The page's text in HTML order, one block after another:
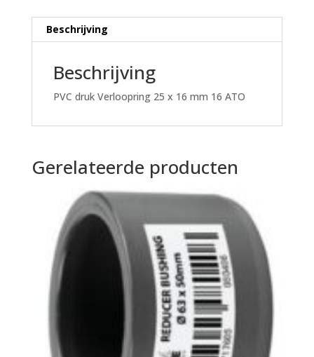
Beschrijving
Beschrijving
PVC druk Verloopring 25 x 16 mm 16 ATO
Gerelateerde producten